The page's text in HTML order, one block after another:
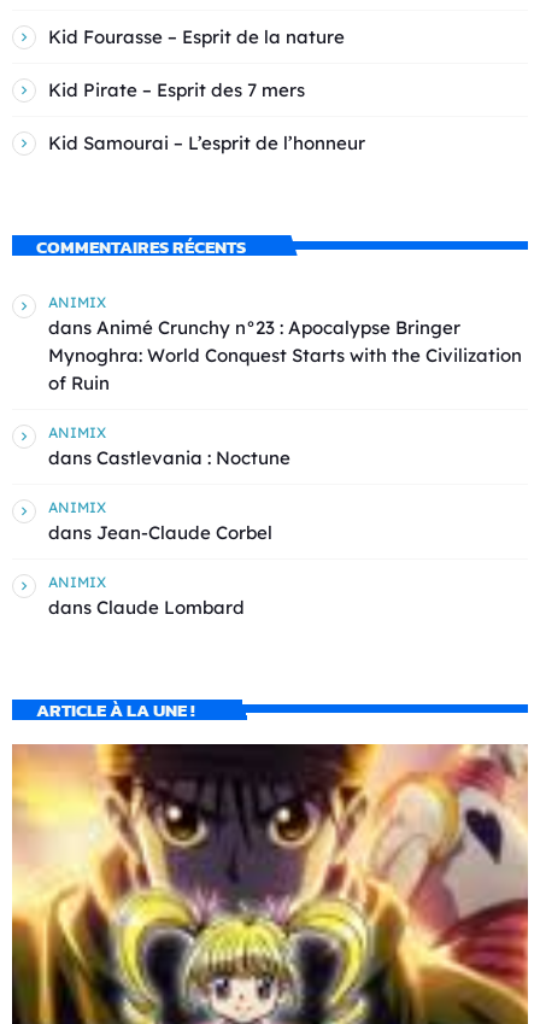
Kid Fourasse – Esprit de la nature
Kid Pirate – Esprit des 7 mers
Kid Samourai – L’esprit de l’honneur
COMMENTAIRES RÉCENTS
ANIMIX
dans Animé Crunchy n°23 : Apocalypse Bringer
Mynoghra: World Conquest Starts with the Civilization
of Ruin
ANIMIX
dans Castlevania : Noctune
ANIMIX
dans Jean-Claude Corbel
ANIMIX
dans Claude Lombard
ARTICLE À LA UNE !